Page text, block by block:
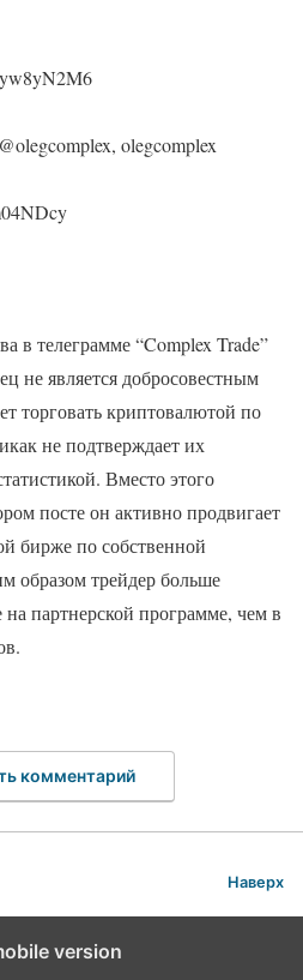
olegcomplex
в телеграмме “Complex Trade”
не является добросовестным
торговать криптовалютой по
не подтверждает их
Вместо этого
посте он активно продвигает
бирже по собственной
образом трейдер больше
на партнерской программе, чем в
комментарий
Наверх
version